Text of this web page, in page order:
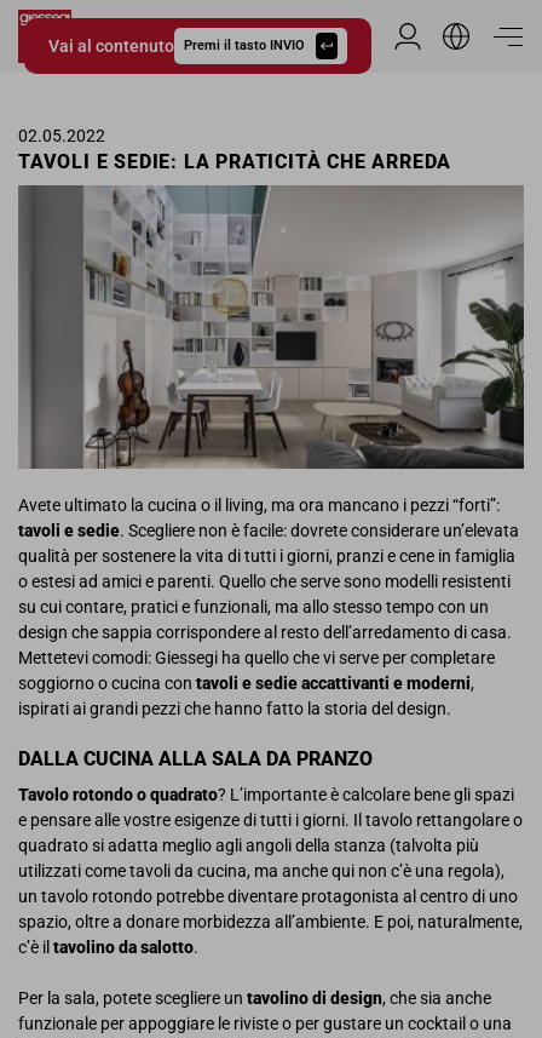
Vai al contenuto Premi il tasto INVIO
Giessegi.it
Area Riservata
02.05.2022
TAVOLI E SEDIE: LA PRATICITÀ CHE ARREDA
Avete ultimato la cucina o il living, ma ora mancano i pezzi “forti”:
tavoli e sedie. Scegliere non è facile: dovrete considerare un’elevata
qualità per sostenere la vita di tutti i giorni, pranzi e cene in famiglia
o estesi ad amici e parenti. Quello che serve sono modelli resistenti
su cui contare, pratici e funzionali, ma allo stesso tempo con un
design che sappia corrispondere al resto dell’arredamento di casa.
Mettetevi comodi: Giessegi ha quello che vi serve per completare
soggiorno o cucina con tavoli e sedie accattivanti e moderni,
ispirati ai grandi pezzi che hanno fatto la storia del design.
DALLA CUCINA ALLA SALA DA PRANZO
Tavolo rotondo o quadrato? L’importante è calcolare bene gli spazi
e pensare alle vostre esigenze di tutti i giorni. Il tavolo rettangolare o
quadrato si adatta meglio agli angoli della stanza (talvolta più
utilizzati come tavoli da cucina, ma anche qui non c’è una regola),
un tavolo rotondo potrebbe diventare protagonista al centro di uno
spazio, oltre a donare morbidezza all’ambiente. E poi, naturalmente,
c’è il tavolino da salotto.
Per la sala, potete scegliere un tavolino di design, che sia anche
funzionale per appoggiare le riviste o per gustare un cocktail o una